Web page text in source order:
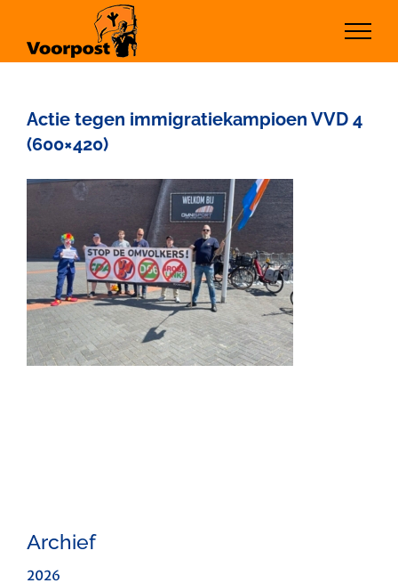
inhoud
Actie tegen immigratiekampioen VVD 4
(600×420)
Archief
2026